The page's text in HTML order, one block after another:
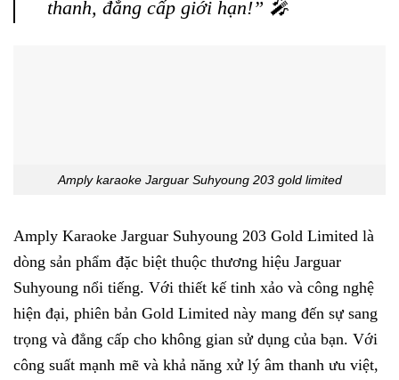
thanh, đẳng cấp giới hạn!” 🎤
Amply karaoke Jarguar Suhyoung 203 gold limited
Amply Karaoke Jarguar Suhyoung 203 Gold Limited là
dòng sản phẩm đặc biệt thuộc thương hiệu Jarguar
Suhyoung nổi tiếng. Với thiết kế tinh xảo và công nghệ
hiện đại, phiên bản Gold Limited này mang đến sự sang
trọng và đẳng cấp cho không gian sử dụng của bạn. Với
công suất mạnh mẽ và khả năng xử lý âm thanh ưu việt,